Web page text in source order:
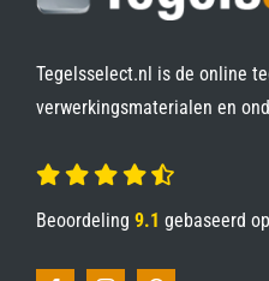
Tegelsselect.nl is de online
verwerkingsmaterialen en
Beoordeling 9.1 gebaseerd op